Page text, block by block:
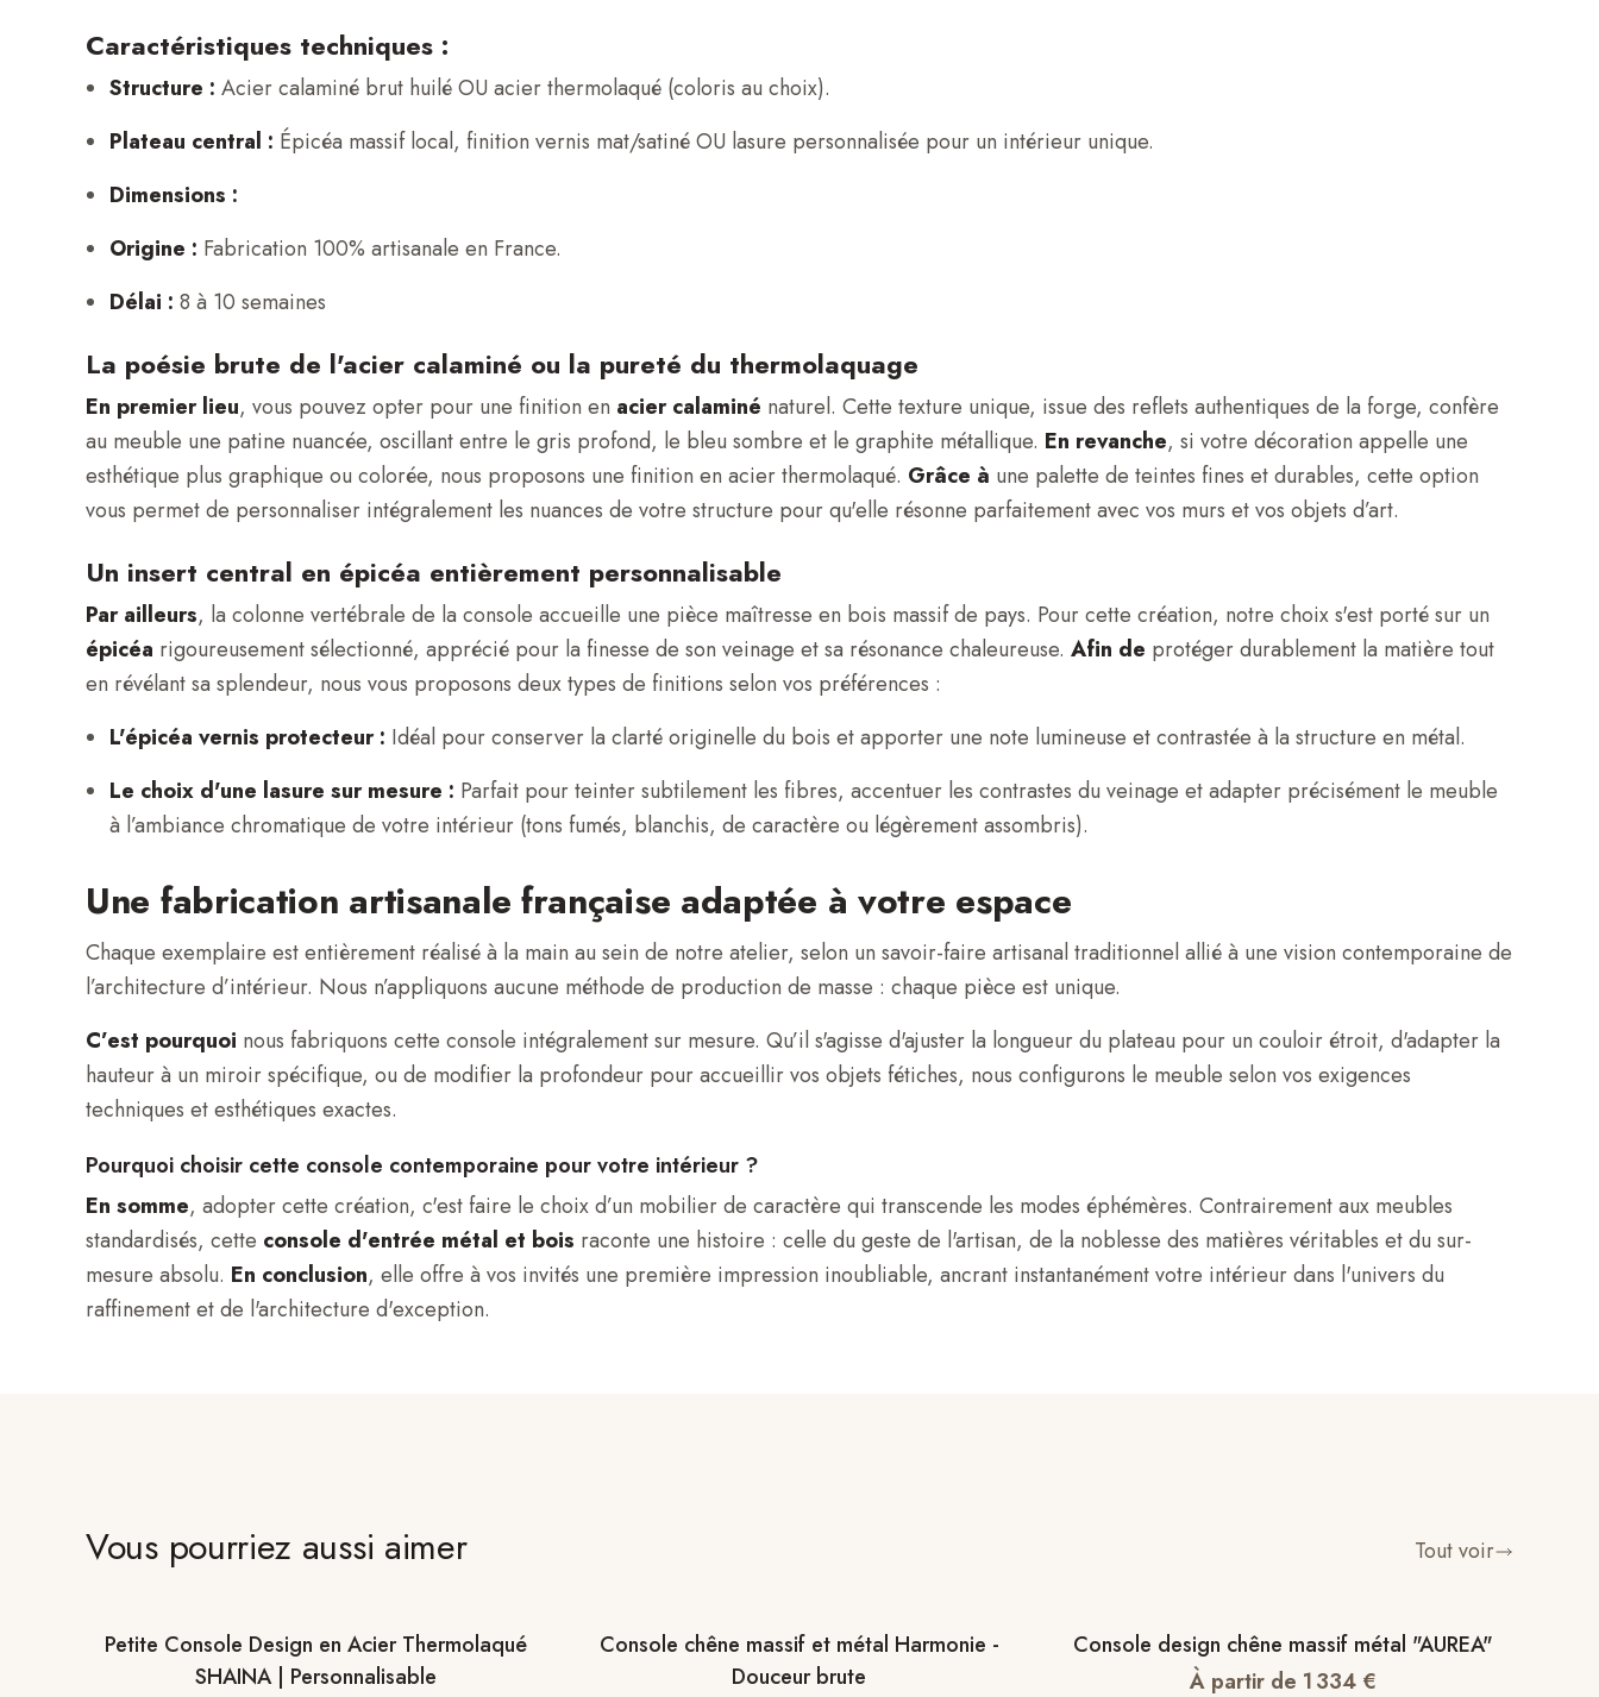
Caractéristiques techniques :
Structure : Acier calaminé brut huilé OU acier thermolaqué (coloris au choix).
Plateau central : Épicéa massif local, finition vernis mat/satiné OU lasure personnalisée pour un intérieur unique.
Dimensions :
Origine : Fabrication 100% artisanale en France.
Délai : 8 à 10 semaines
La poésie brute de l'acier calaminé ou la pureté du thermolaquage
En premier lieu, vous pouvez opter pour une finition en acier calaminé naturel. Cette texture unique, issue des reflets authentiques de la forge, confère
au meuble une patine nuancée, oscillant entre le gris profond, le bleu sombre et le graphite métallique. En revanche, si votre décoration appelle une
esthétique plus graphique ou colorée, nous proposons une finition en acier thermolaqué. Grâce à une palette de teintes fines et durables, cette option
vous permet de personnaliser intégralement les nuances de votre structure pour qu'elle résonne parfaitement avec vos murs et vos objets d’art.
Un insert central en épicéa entièrement personnalisable
Par ailleurs, la colonne vertébrale de la console accueille une pièce maîtresse en bois massif de pays. Pour cette création, notre choix s'est porté sur un
épicéa rigoureusement sélectionné, apprécié pour la finesse de son veinage et sa résonance chaleureuse. Afin de protéger durablement la matière tout
en révélant sa splendeur, nous vous proposons deux types de finitions selon vos préférences :
L'épicéa vernis protecteur : Idéal pour conserver la clarté originelle du bois et apporter une note lumineuse et contrastée à la structure en métal.
Le choix d'une lasure sur mesure : Parfait pour teinter subtilement les fibres, accentuer les contrastes du veinage et adapter précisément le meuble
à l’ambiance chromatique de votre intérieur (tons fumés, blanchis, de caractère ou légèrement assombris).
Une fabrication artisanale française adaptée à votre espace
Chaque exemplaire est entièrement réalisé à la main au sein de notre atelier, selon un savoir-faire artisanal traditionnel allié à une vision contemporaine de
l’architecture d’intérieur. Nous n’appliquons aucune méthode de production de masse : chaque pièce est unique.
C’est pourquoi nous fabriquons cette console intégralement sur mesure. Qu’il s'agisse d'ajuster la longueur du plateau pour un couloir étroit, d'adapter la
hauteur à un miroir spécifique, ou de modifier la profondeur pour accueillir vos objets fétiches, nous configurons le meuble selon vos exigences
techniques et esthétiques exactes.
Pourquoi choisir cette console contemporaine pour votre intérieur ?
En somme, adopter cette création, c'est faire le choix d’un mobilier de caractère qui transcende les modes éphémères. Contrairement aux meubles
standardisés, cette console d'entrée métal et bois raconte une histoire : celle du geste de l'artisan, de la noblesse des matières véritables et du sur-
mesure absolu. En conclusion, elle offre à vos invités une première impression inoubliable, ancrant instantanément votre intérieur dans l'univers du
raffinement et de l'architecture d'exception.
Vous pourriez aussi aimer Tout voir
Petite Console Design en Acier Thermolaqué
SHAINA | Personnalisable
Console chêne massif et métal Harmonie -
Douceur brute
Console design chêne massif métal "AUREA"
À partir de 1 334 €